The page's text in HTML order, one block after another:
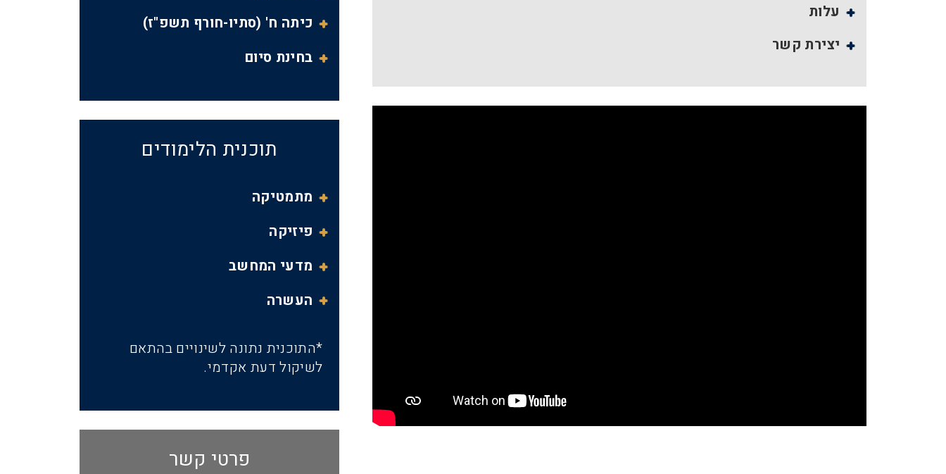
עלות
יצירת קשר
כיתה ח' (סתיו-חורף תשפ"ז)
בחינת סיום
תוכנית הלימודים
מתמטיקה
פיזיקה
מדעי המחשב
העשרה
*התוכנית נתונה לשינויים בהתאם
לשיקול דעת אקדמי.
פרטי קשר